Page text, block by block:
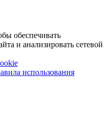
обеспечивать
и анализировать сетевой
использования